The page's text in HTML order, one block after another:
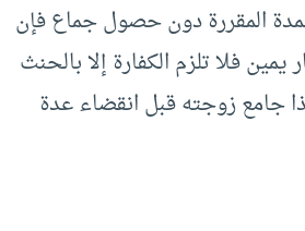
المقررة دون حصول جماع فإن
فلا تلزم الكفارة إلا بالحنث
جامع زوجته قبل انقضاء عدة